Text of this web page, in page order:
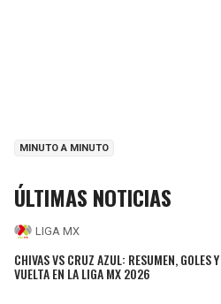
MINUTO A MINUTO
ÚLTIMAS NOTICIAS
LIGA MX
CHIVAS VS CRUZ AZUL: RESUMEN, GOLES
VUELTA EN LA LIGA MX 2026